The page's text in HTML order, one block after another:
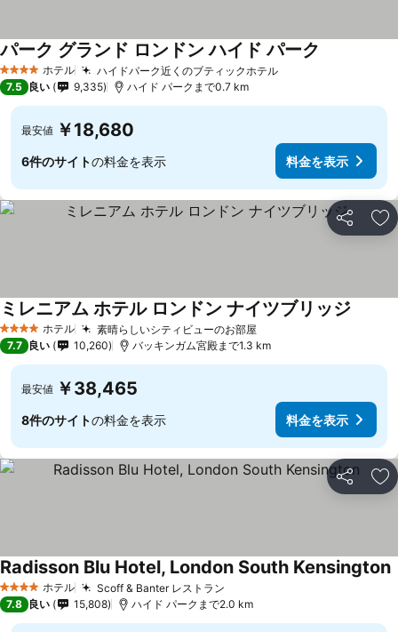
4 ホテルのランク
ホテル ハイドパーク近くのブティックホテル
パーク グランド ロンドン ハイド パーク
7.5 良い 9,335 ハイド パークまで0.7 km
最安値 ￥18,680
6件のサイトの料金を表示 料金を表示
シェア お
4 ホテルのランク
ホテル 素晴らしいシティビューのお部屋
ミレニアム ホテル ロンドン ナイツブリッジ
7.7 良い 10,260 バッキンガム宮殿まで1.3 km
最安値 ￥38,465
8件のサイトの料金を表示 料金を表示
シェア お
4 ホテルのランク
ホテル Scoff & Banter レストラン
Radisson Blu Hotel, London South Kensington
7.8 良い 15,808 ハイド パークまで2.0 km